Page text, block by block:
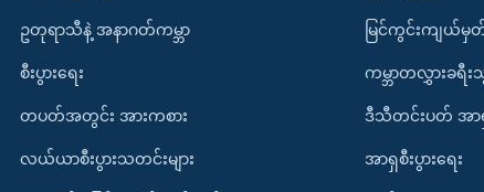
ဥတုရာသီနဲ့ အနာဂတ်ကမ္ဘာ
စီးပွားရေး
တပတ်အတွင်း အားကစား
လယ်ယာစီးပွားသတင်းများ
မြင်ကွင်းကျယ်မှတ်
ကမ္ဘာတလွှားခရီး
ဒီသီတင်းပတ် အာ
အာရှစီးပွားရေး